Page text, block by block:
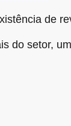
de
do setor,